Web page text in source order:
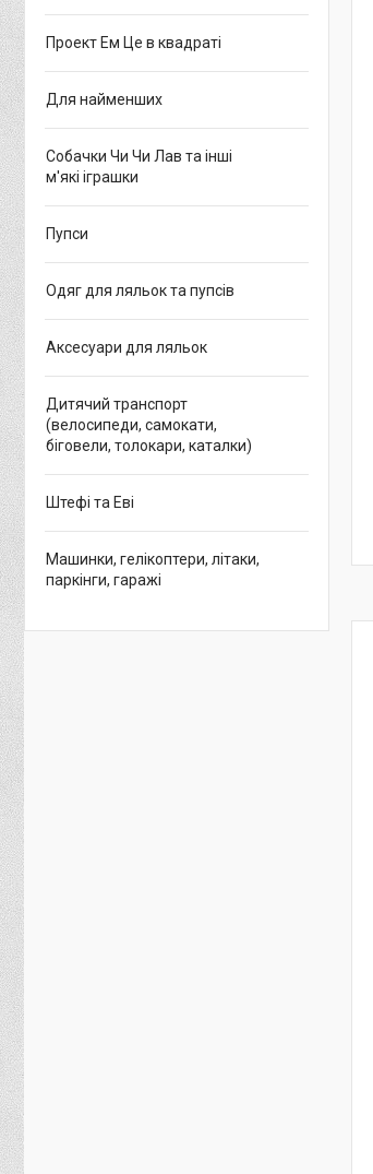
Проект Ем Це в квадраті
Для найменших
Собачки Чи Чи Лав та інші
м'які іграшки
Пупси
Одяг для ляльок та пупсів
Аксесуари для ляльок
Дитячий транспорт
(велосипеди, самокати,
біговели, толокари, каталки)
Штефі та Еві
Машинки, гелікоптери, літаки,
паркінги, гаражі